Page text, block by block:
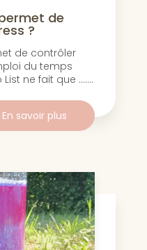
de
?
de contrôler
du temps
ne fait que .......
En savoir plus